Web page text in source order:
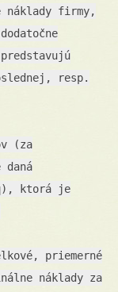
náklady firmy,
resp.
(za
ktorá je
priemerné
náklady za